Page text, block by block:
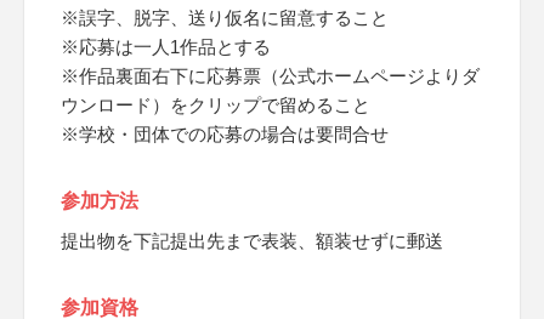
※誤字、脱字、送り仮名に留意すること
※応募は一人1作品とする
※作品裏面右下に応募票（公式ホームページよりダ
ウンロード）をクリップで留めること
※学校・団体での応募の場合は要問合せ
参加方法
提出物を下記提出先まで表装、額装せずに郵送
参加資格